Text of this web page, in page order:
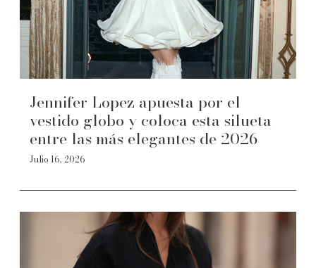
Jennifer Lopez apuesta por el
vestido globo y coloca esta silueta
entre las más elegantes de 2026
Julio 16, 2026